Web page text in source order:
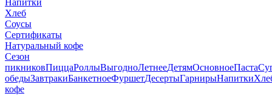
Напитки
Хлеб
Соусы
Сертификаты
Натуральный кофе
Сезон
пикниковПиццаРоллыВыгодноЛетнееДетямОсновноеПаста
обедыЗавтракиБанкетноеФуршетДесертыГарнирыНапитки
кофе